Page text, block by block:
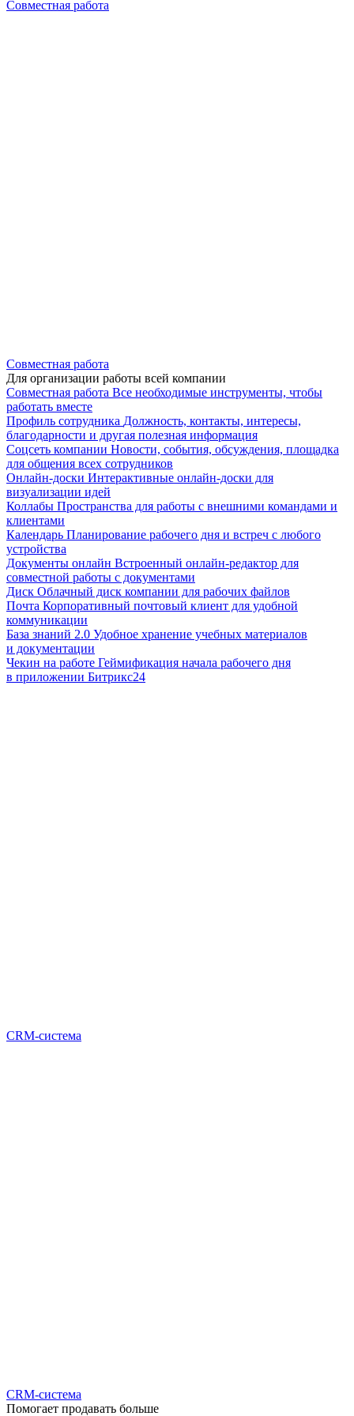
Совместная работа
Совместная работа
Для организации работы всей компании
Совместная работа Все необходимые инструменты, чтобы
работать вместе
Профиль сотрудника Должность, контакты, интересы,
благодарности и другая полезная информация
Соцсеть компании Новости, события, обсуждения, площадка
для общения всех сотрудников
Онлайн-доски Интерактивные онлайн-доски для
визуализации идей
Коллабы Пространства для работы с внешними командами и
клиентами
Календарь Планирование рабочего дня и встреч с любого
устройства
Документы онлайн Встроенный онлайн-редактор для
совместной работы с документами
Диск Облачный диск компании для рабочих файлов
Почта Корпоративный почтовый клиент для удобной
коммуникации
База знаний 2.0 Удобное хранение учебных материалов
и документации
Чекин на работе Геймификация начала рабочего дня
в приложении Битрикс24
CRM-система
CRM-система
Помогает продавать больше